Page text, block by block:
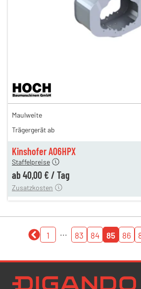
Kinshofer A06HPX
69,00 €
59,00 €
47,00 €
Staffelpreise
ab 40,00 € / Tag
12,00 €
Zusatzkosten
Maulweite
Trägergerät ab
1 ... 83 84 85 86
Ich bestätige, dass ich die